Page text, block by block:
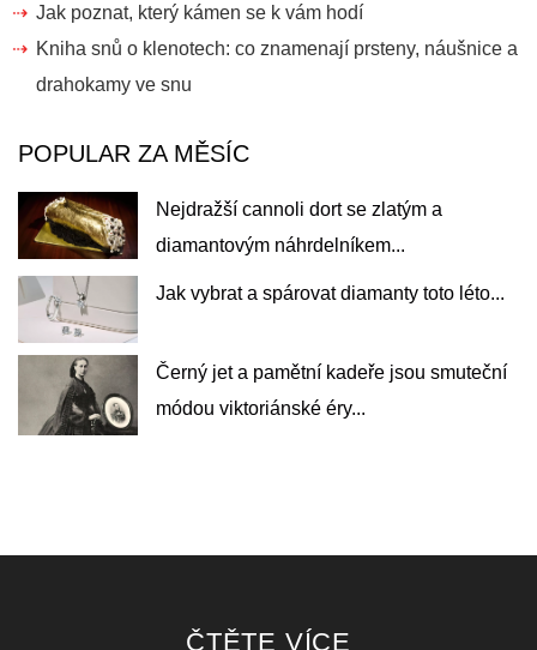
Jak poznat, který kámen se k vám hodí
Kniha snů o klenotech: co znamenají prsteny, náušnice a
drahokamy ve snu
POPULAR ZA MĚSÍC
Nejdražší cannoli dort se zlatým a
diamantovým náhrdelníkem...
Jak vybrat a spárovat diamanty toto léto...
Černý jet a pamětní kadeře jsou smuteční
módou viktoriánské éry...
ČTĚTE VÍCE